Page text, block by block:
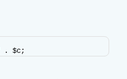
. $c;